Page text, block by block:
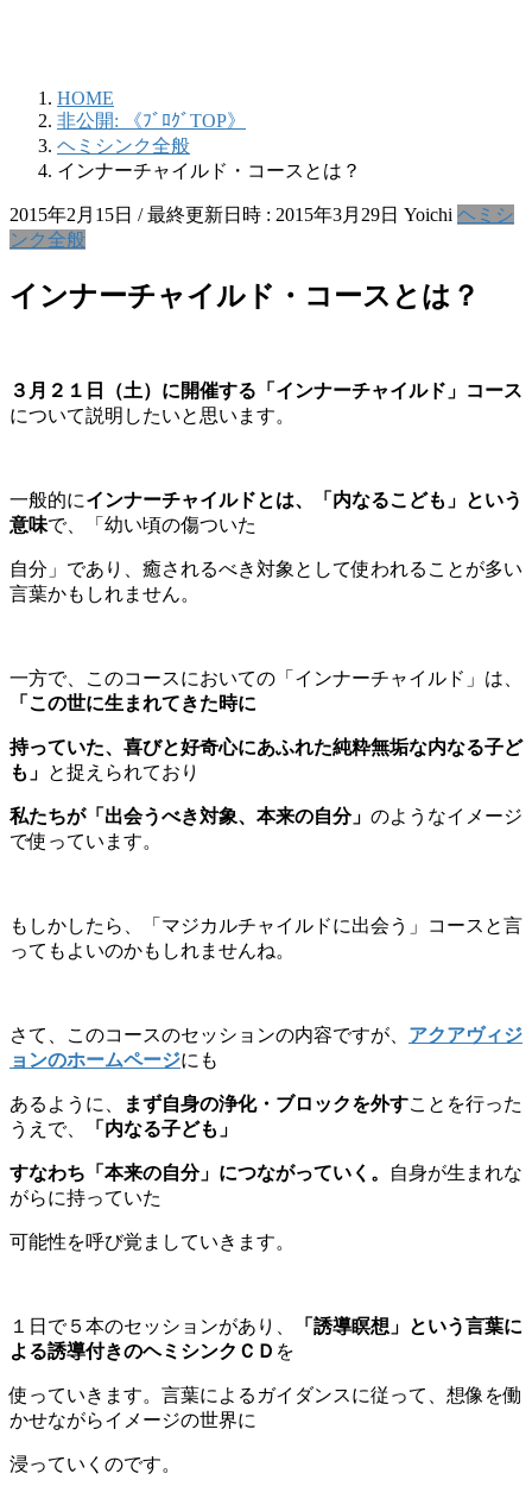
HOME
非公開: 《ﾌﾞﾛｸﾞTOP》
ヘミシンク全般
インナーチャイルド・コースとは？
2015年2月15日 / 最終更新日時 : 2015年3月29日 Yoichi ヘミシ
ンク全般
インナーチャイルド・コースとは？
３月２１日（土）に開催する「インナーチャイルド」コース
について説明したいと思います。
一般的にインナーチャイルドとは、「内なるこども」という
意味で、「幼い頃の傷ついた
自分」であり、癒されるべき対象として使われることが多い
言葉かもしれません。
一方で、このコースにおいての「インナーチャイルド」は、
「この世に生まれてきた時に
持っていた、喜びと好奇心にあふれた純粋無垢な内なる子ど
も」 と捉えられており
私たちが「出会うべき対象、本来の自分」 のようなイメージ
で使っています。
もしかしたら、「マジカルチャイルドに出会う」コースと言
ってもよいのかもしれませんね。
さて、このコースのセッションの内容ですが、 アクアヴィジ
ョンのホームページにも
あるように、 まず自身の浄化・ブロックを外すことを行った
うえで、
「内なる子ども」
すなわち「本来の自分」につながっていく。
自身が生まれな
がらに持っていた
可能性を呼び覚ましていきます。
１日で５本のセッションがあり、
「誘導瞑想」という言葉に
よる誘導付きのヘミシンクＣＤ を
使っていきます。言葉によるガイダンスに従って、想像を働
かせながらイメージの世界に
浸っていくのです。